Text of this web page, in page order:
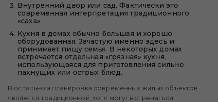
Внутренний двор или сад. Фактически это
современная интерпретация традиционного
«саха».
Кухня в домах обычно большая и хорошо
оборудованная. Зачастую именно здесь и
принимает пищу семья. В некоторых домах
встречается отдельная «грязная» кухня,
использующаяся для приготовления сильно
пахнущих или острых блюд.
В остальном планировка современных жилых объектов
является традиционной, хотя могут встречаться